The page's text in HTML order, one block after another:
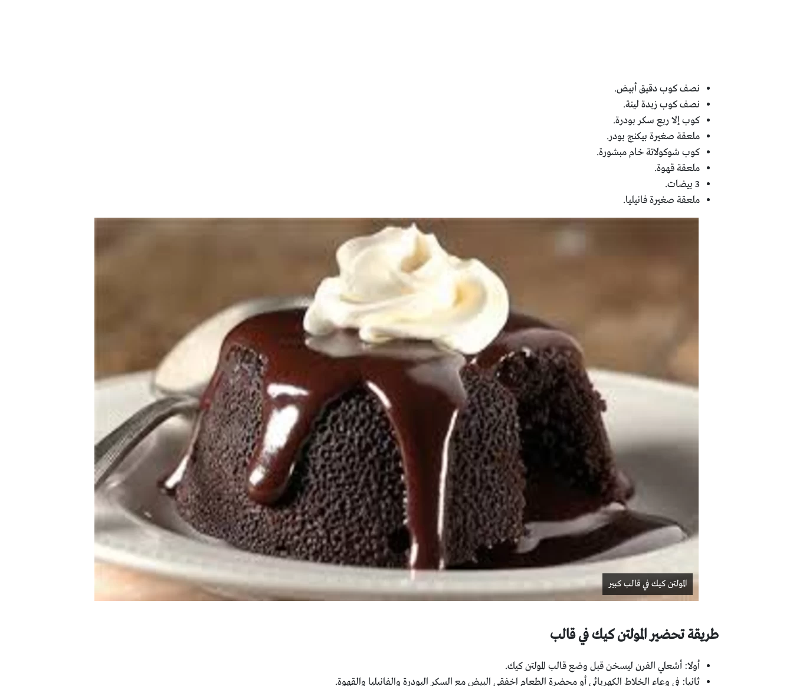
نصف كوب دقيق أبيض.
نصف كوب زبدة لينة.
كوب إلا ربع سكر بودرة.
ملعقة صغيرة بيكنج بودر.
كوب شوكولاتة خام مبشورة.
ملعقة قهوة.
3 بيضات.
ملعقة صغيرة فانيليا.
المولتن كيك في قالب كبير
طريقة تحضير المولتن كيك في قالب
أولا: أشعلي الفرن ليسخن قبل وضع قالب المولتن كيك.
ثانيا: في وعاء الخلاط الكهربائي أو محضرة الطعام اخفقي البيض مع السكر البودرة والفانيليا والقهوة.